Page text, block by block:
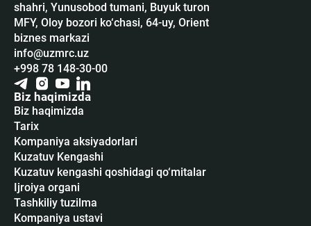
shahri, Yunusobod tumani, Buyuk turon
MFY, Oloy bozori ko‘chasi, 64-uy, Orient
biznes markazi
info@uzmrc.uz
+998 78 148-30-00
Biz haqimizda
Biz haqimizda
Tarix
Kompaniya aksiyadorlari
Kuzatuv Kengashi
Kuzatuv kengashi qoshidagi qo‘mitalar
Ijroiya organi
Tashkiliy tuzilma
Kompaniya ustavi